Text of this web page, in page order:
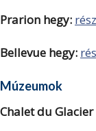
Prarion hegy:
Bellevue hegy:
Múzeumok
Chalet du Glacier